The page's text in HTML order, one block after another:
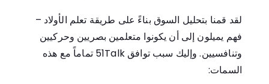
لقد قمنا بتحليل السوق بناءً على طريقة تعلم الأولاد –
فهم يميلون إلى أن يكونوا متعلمين بصريين وحركيين
وتنافسيين. وإليك سبب توافق 51Talk تماماً مع هذه
السمات: